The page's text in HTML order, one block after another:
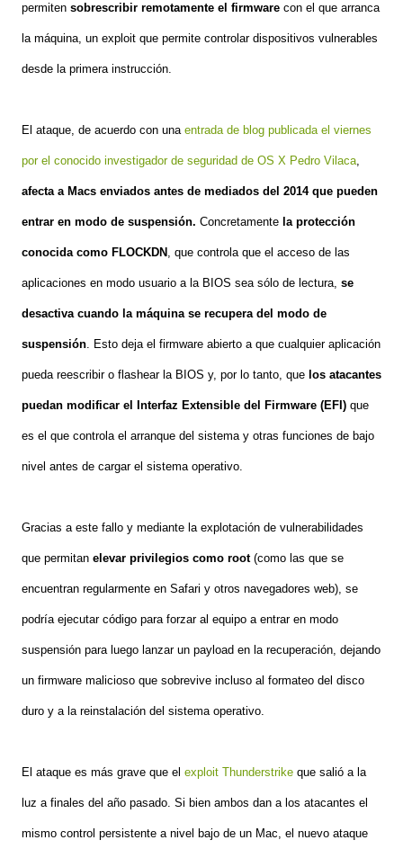
permiten sobrescribir remotamente el firmware con el que arranca
la máquina, un exploit que permite controlar dispositivos vulnerables
desde la primera instrucción.
El ataque, de acuerdo con una entrada de blog publicada el viernes
por el conocido investigador de seguridad de OS X Pedro Vilaca,
afecta a Macs enviados antes de mediados del 2014 que pueden
entrar en modo de suspensión. Concretamente la protección
conocida como FLOCKDN , que controla que el acceso de las
aplicaciones en modo usuario a la BIOS sea sólo de lectura, se
desactiva cuando la máquina se recupera del modo de
suspensión. Esto deja el firmware abierto a que cualquier aplicación
pueda reescribir o flashear la BIOS y, por lo tanto, que los atacantes
puedan modificar el Interfaz Extensible del Firmware (EFI) que
es el que controla el arranque del sistema y otras funciones de bajo
nivel antes de cargar el sistema operativo.
Gracias a este fallo y mediante la explotación de vulnerabilidades
que permitan elevar privilegios como root (como las que se
encuentran regularmente en Safari y otros navegadores web), se
podría ejecutar código para forzar al equipo a entrar en modo
suspensión para luego lanzar un payload en la recuperación, dejando
un firmware malicioso que sobrevive incluso al formateo del disco
duro y a la reinstalación del sistema operativo.
El ataque es más grave que el exploit Thunderstrike que salió a la
luz a finales del año pasado. Si bien ambos dan a los atacantes el
mismo control persistente a nivel bajo de un Mac, el nuevo ataque